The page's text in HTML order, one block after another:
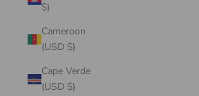
$)
Cameroon
(USD $)
Cape Verde
(USD $)